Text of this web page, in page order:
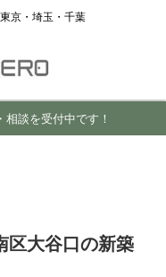
京・埼玉・千葉
談を受付中です！
区大谷口の新築